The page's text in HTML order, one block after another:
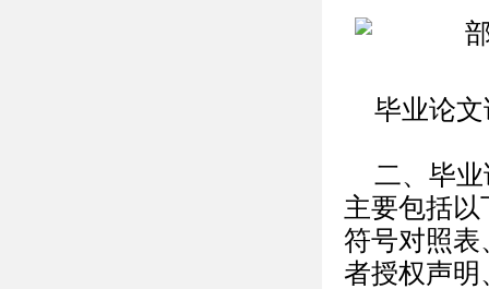
毕业论
二、毕
主要包括
符号对照
者授权声